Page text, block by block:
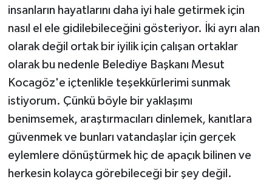
insanların hayatlarını daha iyi hale getirmek için
nasıl el ele gidilebileceğini gösteriyor. İki ayrı alan
olarak değil ortak bir iyilik için çalışan ortaklar
olarak bu nedenle Belediye Başkanı Mesut
Kocagöz'e içtenlikle teşekkürlerimi sunmak
istiyorum. Çünkü böyle bir yaklaşımı
benimsemek, araştırmacıları dinlemek, kanıtlara
güvenmek ve bunları vatandaşlar için gerçek
eylemlere dönüştürmek hiç de apaçık bilinen ve
herkesin kolayca görebileceği bir şey değil.